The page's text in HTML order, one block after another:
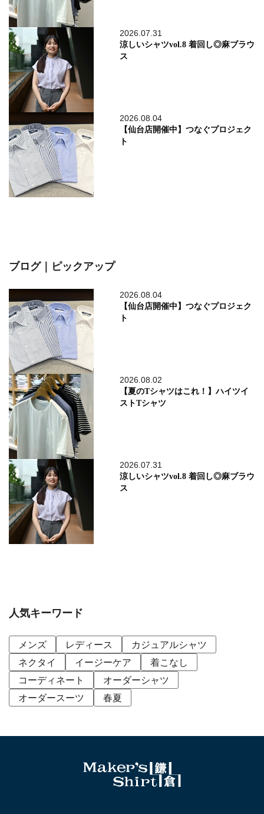
2026.07.31
涼しいシャツvol.8 着回し◎麻ブラウ
ス
2026.08.04
【仙台店開催中】つなぐプロジェク
ト
ブログ｜ピックアップ
2026.08.04
【仙台店開催中】つなぐプロジェク
ト
2026.08.02
【夏のTシャツはこれ！】ハイツイ
ストTシャツ
2026.07.31
涼しいシャツvol.8 着回し◎麻ブラウ
ス
人気キーワード
メンズ レディース
カジュアルシャツ
ネクタイ
イージーケア
着こなし
コーディネート
オーダーシャツ
オーダースーツ
春夏